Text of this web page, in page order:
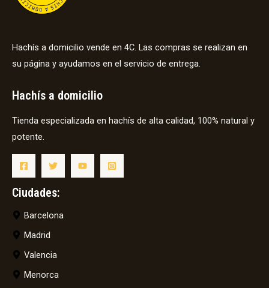
Hachís a domicilio vende en 4C. Las compras se realizan en
su página y ayudamos en el servicio de entrega.
Hachís a domicilio
Tienda especializada en hachís de alta calidad, 100% natural y
potente.
Ciudades:
Barcelona
Madrid
Valencia
Menorca